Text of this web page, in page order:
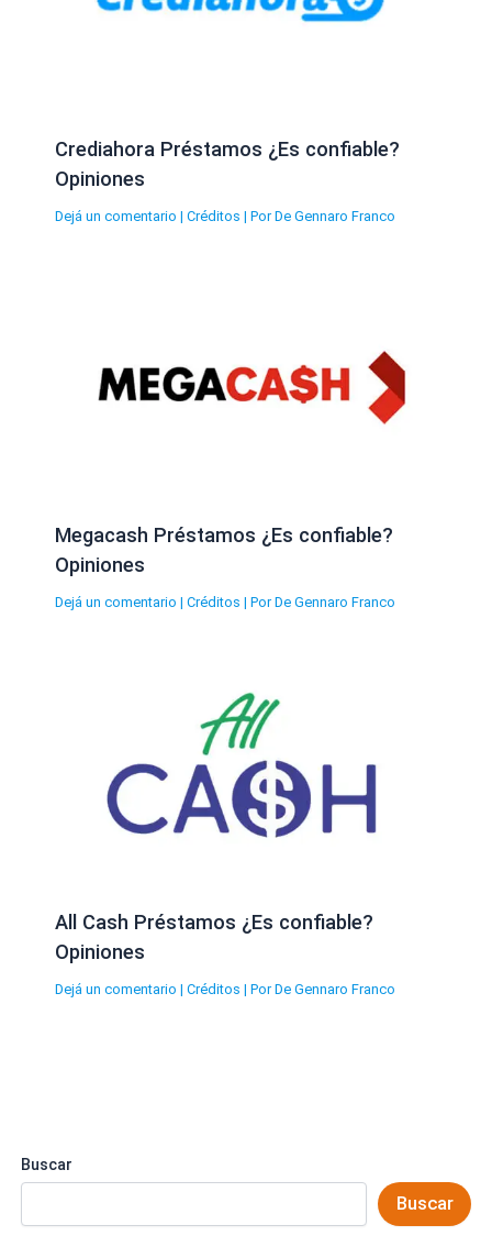
Crediahora Préstamos ¿Es confiable?
Opiniones
Dejá un comentario | Créditos | Por De Gennaro Franco
Megacash Préstamos ¿Es confiable?
Opiniones
Dejá un comentario | Créditos | Por De Gennaro Franco
All Cash Préstamos ¿Es confiable?
Opiniones
Dejá un comentario | Créditos | Por De Gennaro Franco
Buscar
Buscar